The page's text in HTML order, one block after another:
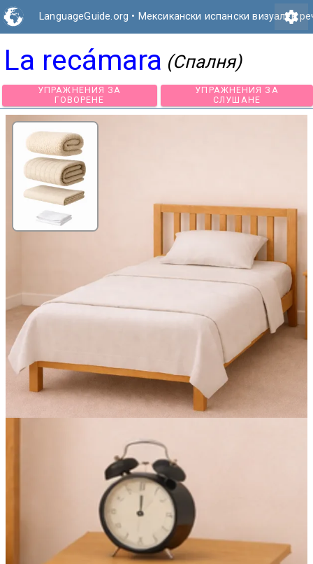
LanguageGuide.org • Мексикански испански визуален
settings
La recámara (Спалня)
УПРАЖНЕНИЯ ЗА
ГОВОРЕНЕ
УПРАЖНЕНИЯ
СЛУШАНЕ